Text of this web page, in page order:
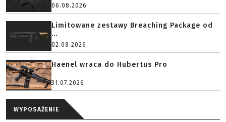
06.08.2026
Limitowane zestawy Breaching Package od
...
02.08.2026
Haenel wraca do Hubertus Pro
31.07.2026
WYPOSAŻENIE